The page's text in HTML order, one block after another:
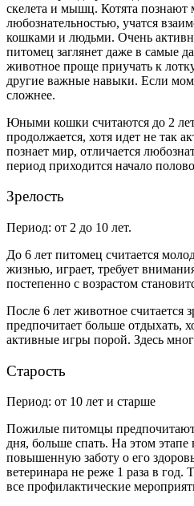
скелета и мышц. Котята познают
любознательностью, учатся
кошками и людьми. Очень
питомец заглянет даже в самые
животное проще приучать к
другие важные навыки. Если
сложнее.
Юными кошки считаются до 2
продолжается, хотя идет не так
познает мир, отличается
период приходится начало
Зрелость
Период: от 2 до 10 лет.
До 6 лет питомец считается
жизнью, играет, требует
постепенно с возрастом
После 6 лет животное считается
предпочитает больше отдыхать,
активные игры порой. Здесь
Старость
Период: от 10 лет и старше
Пожилые питомцы
дня, больше спать. На этом этапе
повышенную заботу о его
ветеринара не реже 1 раза в
все профилактические